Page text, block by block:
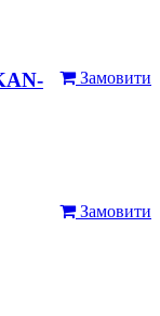
Замовити
Замовити